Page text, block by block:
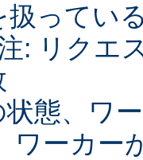
扱ってい
: リクエ
態、ワ
ワーカー